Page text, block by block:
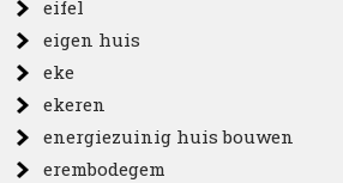
eifel
eigen huis
eke
ekeren
energiezuinig huis bouwen
erembodegem